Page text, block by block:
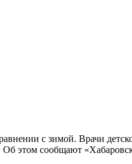
этом сообщают